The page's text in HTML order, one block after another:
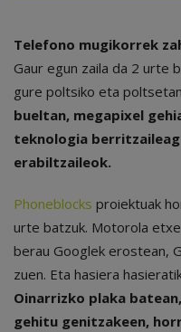
Telefono mugikorrek
Gaur egun zaila da 2 urte
gure poltsiko eta
bueltan, megapixel
teknologia
erabiltzaileok.
Phoneblocks proiektuak
urte batzuk. Motorola
berau Googlek erostean,
zuen. Eta hasiera
Oinarrizko plaka
gehitu genitzakeen,